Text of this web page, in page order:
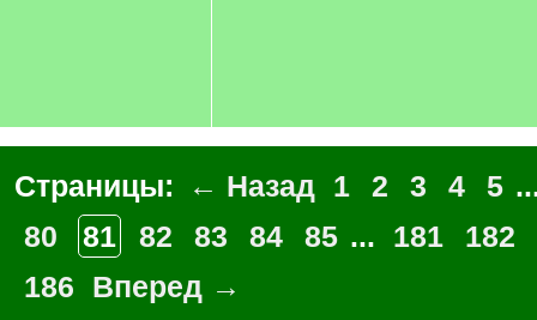
Страницы: ← Назад 1 2 3 4 5
80
81 82 83 84 85 ... 181
182
186
Вперед →